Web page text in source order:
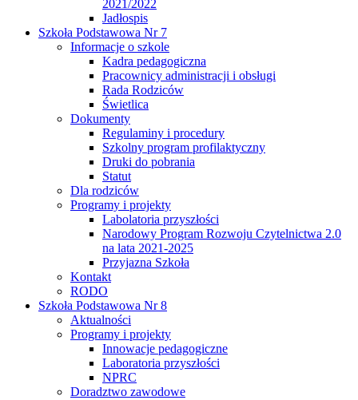
2021/2022
Jadłospis
Szkoła Podstawowa Nr 7
Informacje o szkole
Kadra pedagogiczna
Pracownicy administracji i obsługi
Rada Rodziców
Świetlica
Dokumenty
Regulaminy i procedury
Szkolny program profilaktyczny
Druki do pobrania
Statut
Dla rodziców
Programy i projekty
Labolatoria przyszłości
Narodowy Program Rozwoju Czytelnictwa 2.0
na lata 2021-2025
Przyjazna Szkoła
Kontakt
RODO
Szkoła Podstawowa Nr 8
Aktualności
Programy i projekty
Innowacje pedagogiczne
Laboratoria przyszłości
NPRC
Doradztwo zawodowe